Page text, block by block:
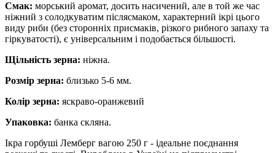
Смак: морський аромат, досить насичений, але в той же час
ніжний з солодкуватим післясмаком, характерний ікрі цього
виду риби (без сторонніх присмаків, різкого рибного запаху та
гіркуватості), є універсальним і подобається більшості.
Щільність зерна: ніжна.
Розмір зерна: близько 5-6 мм.
Колір зерна: яскраво-оранжевий
Упаковка: банка скляна.
Ікра горбуші Лемберг вагою 250 г - ідеальне поєднання